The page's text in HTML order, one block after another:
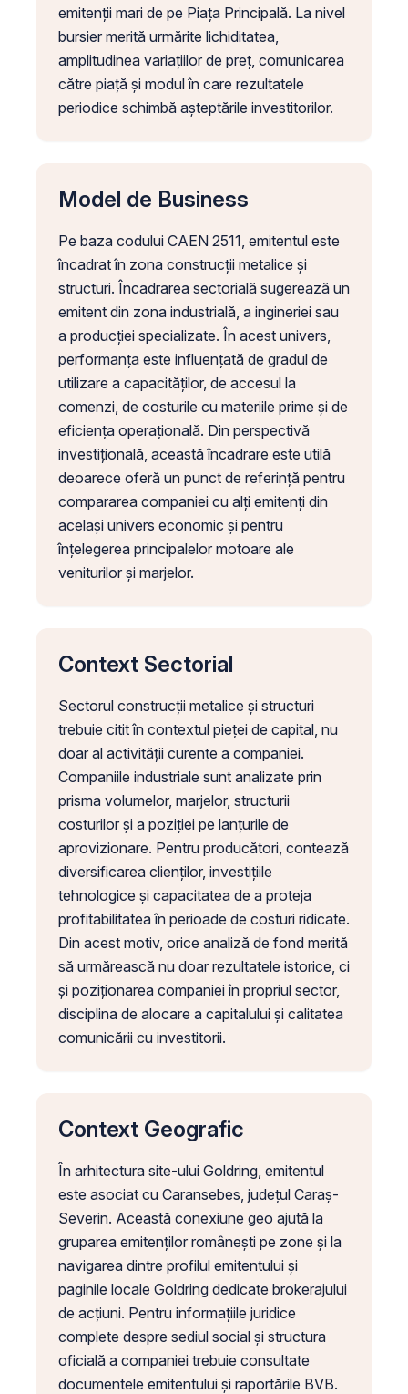
emitenții mari de pe Piața Principală. La nivel
bursier merită urmărite lichiditatea,
amplitudinea variațiilor de preț, comunicarea
către piață și modul în care rezultatele
periodice schimbă așteptările investitorilor.
Model de Business
Pe baza codului CAEN 2511, emitentul este
încadrat în zona construcții metalice și
structuri. Încadrarea sectorială sugerează un
emitent din zona industrială, a ingineriei sau
a producției specializate. În acest univers,
performanța este influențată de gradul de
utilizare a capacităților, de accesul la
comenzi, de costurile cu materiile prime și de
eficiența operațională. Din perspectivă
investițională, această încadrare este utilă
deoarece oferă un punct de referință pentru
compararea companiei cu alți emitenți din
același univers economic și pentru
înțelegerea principalelor motoare ale
veniturilor și marjelor.
Context Sectorial
Sectorul construcții metalice și structuri
trebuie citit în contextul pieței de capital, nu
doar al activității curente a companiei.
Companiile industriale sunt analizate prin
prisma volumelor, marjelor, structurii
costurilor și a poziției pe lanțurile de
aprovizionare. Pentru producători, contează
diversificarea clienților, investițiile
tehnologice și capacitatea de a proteja
profitabilitatea în perioade de costuri ridicate.
Din acest motiv, orice analiză de fond merită
să urmărească nu doar rezultatele istorice, ci
și poziționarea companiei în propriul sector,
disciplina de alocare a capitalului și calitatea
comunicării cu investitorii.
Context Geografic
În arhitectura site-ului Goldring, emitentul
este asociat cu Caransebes, județul Caraș-
Severin. Această conexiune geo ajută la
gruparea emitenților românești pe zone și la
navigarea dintre profilul emitentului și
paginile locale Goldring dedicate brokerajului
de acțiuni. Pentru informațiile juridice
complete despre sediul social și structura
oficială a companiei trebuie consultate
documentele emitentului și raportările BVB.